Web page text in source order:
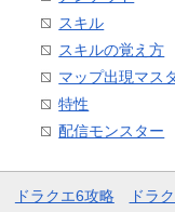
スキル
スキルの覚え方
マップ出現マス
特性
配信モンスター
ドラクエ6攻略 ドラ